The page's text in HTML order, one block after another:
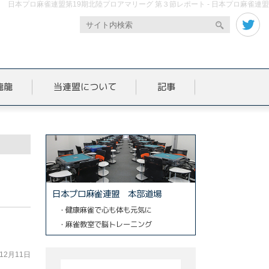
日本プロ麻雀連盟第19期北陸プロアマリーグ 第３節レポート - 日本プロ麻雀連盟
龍 当連盟について 記事
月11日
日本プロ麻雀連盟 本部道場
・健康麻雀で心も体も元気に
・麻雀教室で脳トレーニング